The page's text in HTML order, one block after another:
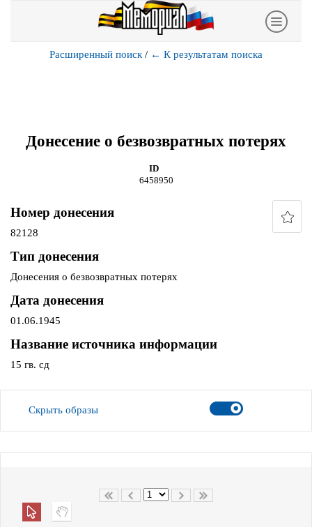
Расширенный поиск / ← К результатам поиска
Донесение о безвозвратных потерях
ID
6458950
Номер донесения
82128
Тип донесения
Донесения о безвозвратных потерях
Дата донесения
01.06.1945
Название источника информации
15 гв. сд
Скрыть образы